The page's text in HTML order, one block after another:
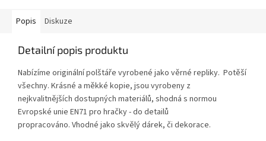
Popis Diskuze
Detailní popis produktu
Nabízíme originální polštáře vyrobené jako věrné repliky. Potěší
všechny. Krásné a měkké kopie, jsou vyrobeny z
nejkvalitnějších dostupných materiálů, shodná s normou
Evropské unie EN71 pro hračky - do detailů
propracováno. Vhodné jako skvělý dárek, či dekorace.